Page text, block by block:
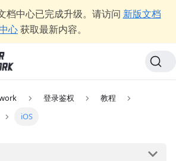
中心已完成升级。请访问 新版文档
心获取最新内容。
登录鉴权
教程
iOS